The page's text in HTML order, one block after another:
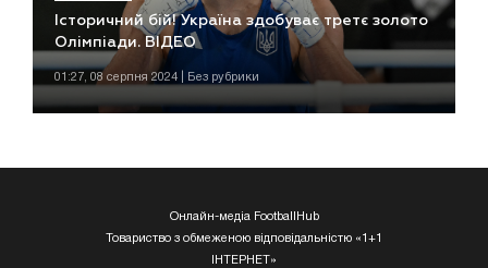
Історичний бій! Україна здобуває третє золото
Олімпіади. ВІДЕО
01:27, 08 серпня 2024 | Без рубрики
Онлайн-медіа FootballHub
Товариство з обмеженою відповідальністю «1+1
ІНТЕРНЕТ»